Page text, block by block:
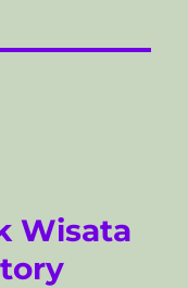
Wisata